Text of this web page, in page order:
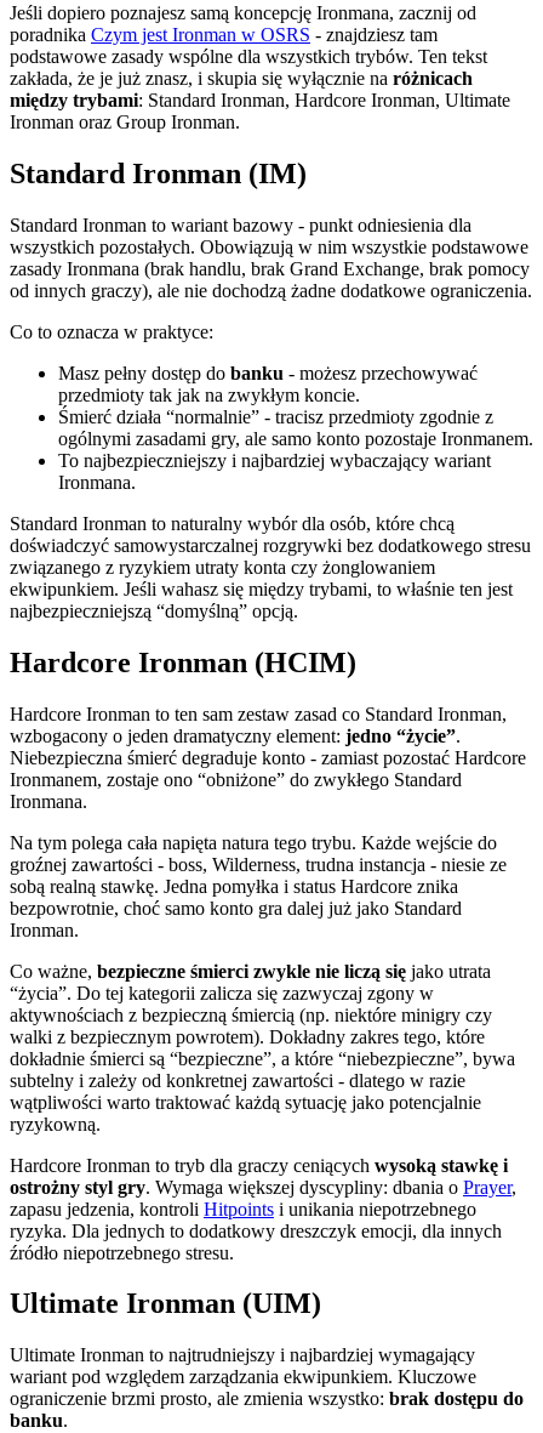
Jeśli dopiero poznajesz samą koncepcję Ironmana, zacznij od
poradnika Czym jest Ironman w OSRS - znajdziesz tam
podstawowe zasady wspólne dla wszystkich trybów. Ten tekst
zakłada, że je już znasz, i skupia się wyłącznie na różnicach
między trybami: Standard Ironman, Hardcore Ironman, Ultimate
Ironman oraz Group Ironman.
Standard Ironman (IM)
Standard Ironman to wariant bazowy - punkt odniesienia dla
wszystkich pozostałych. Obowiązują w nim wszystkie podstawowe
zasady Ironmana (brak handlu, brak Grand Exchange, brak pomocy
od innych graczy), ale nie dochodzą żadne dodatkowe ograniczenia.
Co to oznacza w praktyce:
Masz pełny dostęp do banku - możesz przechowywać
przedmioty tak jak na zwykłym koncie.
Śmierć działa “normalnie” - tracisz przedmioty zgodnie z
ogólnymi zasadami gry, ale samo konto pozostaje Ironmanem.
To najbezpieczniejszy i najbardziej wybaczający wariant
Ironmana.
Standard Ironman to naturalny wybór dla osób, które chcą
doświadczyć samowystarczalnej rozgrywki bez dodatkowego stresu
związanego z ryzykiem utraty konta czy żonglowaniem
ekwipunkiem. Jeśli wahasz się między trybami, to właśnie ten jest
najbezpieczniejszą “domyślną” opcją.
Hardcore Ironman (HCIM)
Hardcore Ironman to ten sam zestaw zasad co Standard Ironman,
wzbogacony o jeden dramatyczny element: jedno “życie”.
Niebezpieczna śmierć degraduje konto - zamiast pozostać Hardcore
Ironmanem, zostaje ono “obniżone” do zwykłego Standard
Ironmana.
Na tym polega cała napięta natura tego trybu. Każde wejście do
groźnej zawartości - boss, Wilderness, trudna instancja - niesie ze
sobą realną stawkę. Jedna pomyłka i status Hardcore znika
bezpowrotnie, choć samo konto gra dalej już jako Standard
Ironman.
Co ważne, bezpieczne śmierci zwykle nie liczą się jako utrata
“życia”. Do tej kategorii zalicza się zazwyczaj zgony w
aktywnościach z bezpieczną śmiercią (np. niektóre minigry czy
walki z bezpiecznym powrotem). Dokładny zakres tego, które
dokładnie śmierci są “bezpieczne”, a które “niebezpieczne”, bywa
subtelny i zależy od konkretnej zawartości - dlatego w razie
wątpliwości warto traktować każdą sytuację jako potencjalnie
ryzykowną.
Hardcore Ironman to tryb dla graczy ceniących wysoką stawkę i
ostrożny styl gry. Wymaga większej dyscypliny: dbania o Prayer,
zapasu jedzenia, kontroli Hitpoints i unikania niepotrzebnego
ryzyka. Dla jednych to dodatkowy dreszczyk emocji, dla innych
źródło niepotrzebnego stresu.
Ultimate Ironman (UIM)
Ultimate Ironman to najtrudniejszy i najbardziej wymagający
wariant pod względem zarządzania ekwipunkiem. Kluczowe
ograniczenie brzmi prosto, ale zmienia wszystko: brak dostępu do
banku.